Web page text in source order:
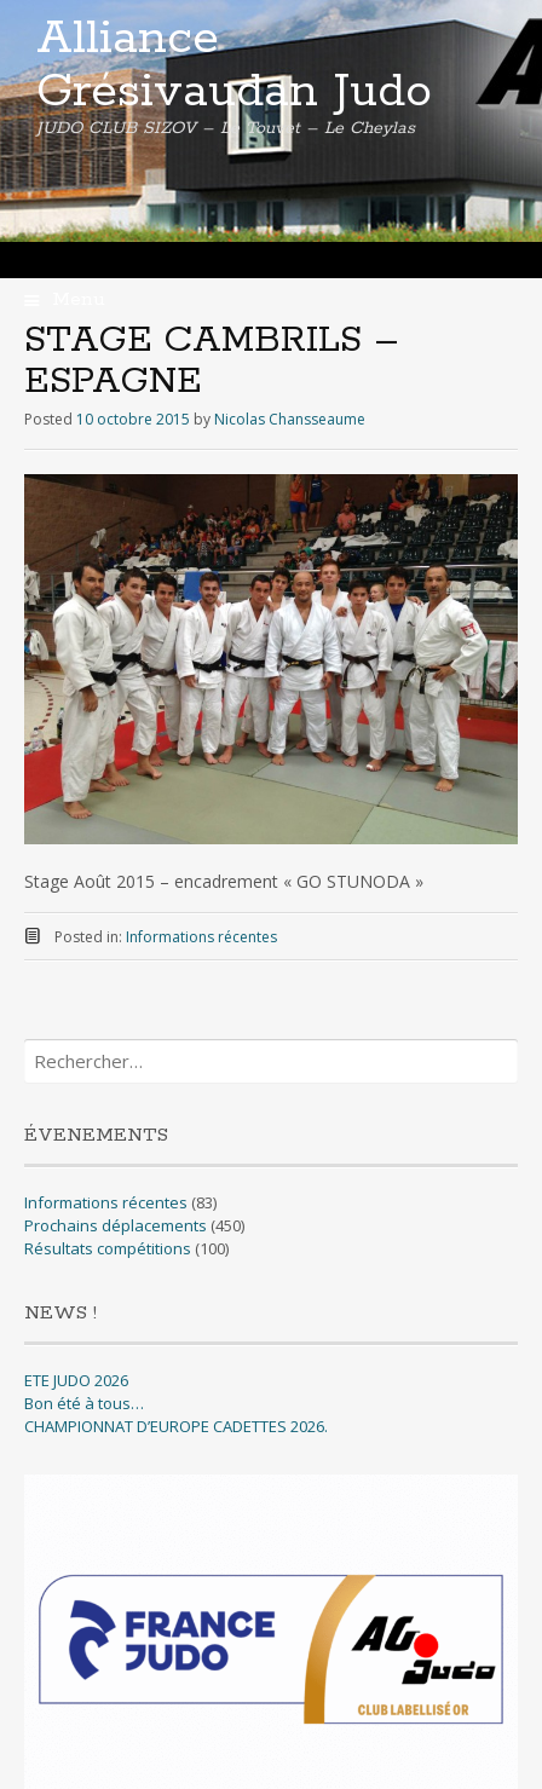
Alliance
Grésivaudan Judo
JUDO CLUB SIZOV – Le Touvet – Le Cheylas
Skip
to
content
STAGE CAMBRILS –
ESPAGNE
Posted 10 octobre 2015 by Nicolas Chansseaume
Stage Août 2015 – encadrement « GO STUNODA »
Posted in: Informations récentes
Rechercher :
ÉVENEMENTS
Informations récentes (83)
Prochains déplacements (450)
Résultats compétitions (100)
NEWS !
ETE JUDO 2026
Bon été à tous…
CHAMPIONNAT D’EUROPE CADETTES 2026.